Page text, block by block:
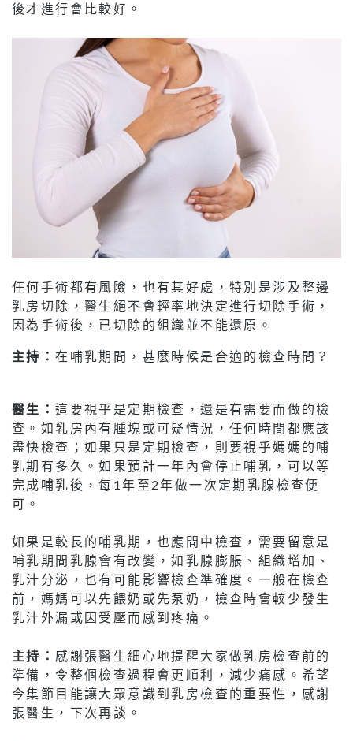
後才進行會比較好。
任何手術都有風險，也有其好處，特別是涉及整邊
乳房切除，醫生絕不會輕率地決定進行切除手術，
因為手術後，已切除的組織並不能還原。
主持：在哺乳期間，甚麼時候是合適的檢查時間？
醫生：這要視乎是定期檢查，還是有需要而做的檢
查。如乳房內有腫塊或可疑情況，任何時間都應該
盡快檢查；如果只是定期檢查，則要視乎媽媽的哺
乳期有多久。如果預計一年內會停止哺乳，可以等
完成哺乳後，每1年至2年做一次定期乳腺檢查便
可。
如果是較長的哺乳期，也應間中檢查，需要留意是
哺乳期間乳腺會有改變，如乳腺膨脹、組織增加、
乳汁分泌，也有可能影響檢查準確度。一般在檢查
前，媽媽可以先餵奶或先泵奶，檢查時會較少發生
乳汁外漏或因受壓而感到疼痛。
主持： 感謝張醫生細心地提醒大家做乳房檢查前的
準備，令整個檢查過程會更順利，減少痛感。希望
今集節目能讓大眾意識到乳房檢查的重要性，感謝
張醫生，下次再談。